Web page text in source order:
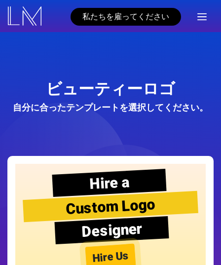
私たちを雇ってください
ビューティーロゴ
自分に合ったテンプレートを選択してください。
Hire a
Custom Logo
Designer
Hire Us